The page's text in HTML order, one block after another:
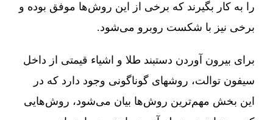
را به کار بگیرند که برخی از این روش‌ها موفق بوده و
برخی نیز با شکست روبرو می‌شود.
برای بیرون آوردن دستبند طلا و اشیاء قیمتی از داخل
سیفون توالت، روشهای گوناگونی وجود دارد که در
این بخش مهم‌ترین روش‌ها بیان می‌شود، روش‌هایی